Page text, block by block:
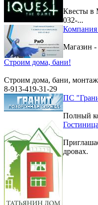
Квесты в
032-...
Магазин
Строим дома, бани!
Строим дома, бани,
8-913-419-31-29
ПС
Полный
дровах.